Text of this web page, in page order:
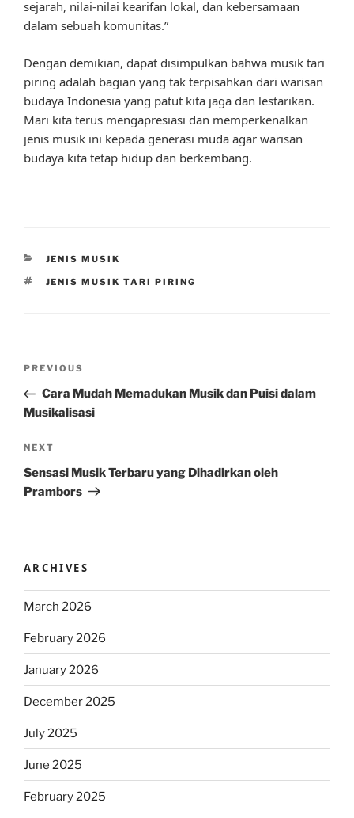
sejarah, nilai-nilai kearifan lokal, dan kebersamaan
dalam sebuah komunitas.”
Dengan demikian, dapat disimpulkan bahwa musik tari
piring adalah bagian yang tak terpisahkan dari warisan
budaya Indonesia yang patut kita jaga dan lestarikan.
Mari kita terus mengapresiasi dan memperkenalkan
jenis musik ini kepada generasi muda agar warisan
budaya kita tetap hidup dan berkembang.
CATEGORIES
JENIS MUSIK
TAGS
JENIS MUSIK TARI PIRING
Previous
Post
PREVIOUS
Cara Mudah Memadukan Musik dan Puisi dalam
Musikalisasi
Next
Post
NEXT
Sensasi Musik Terbaru yang Dihadirkan oleh
Prambors
ARCHIVES
March 2026
February 2026
January 2026
December 2025
July 2025
June 2025
February 2025